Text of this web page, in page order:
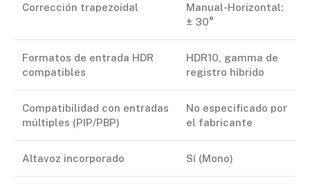
Corrección trapezoidal
Manual-Horizontal:
± 30°
Formatos de entrada HDR
compatibles
HDR10, gamma de
registro híbrido
Compatibilidad con entradas
múltiples (PIP/PBP)
No especificado por
el fabricante
Altavoz incorporado Sí (Mono)